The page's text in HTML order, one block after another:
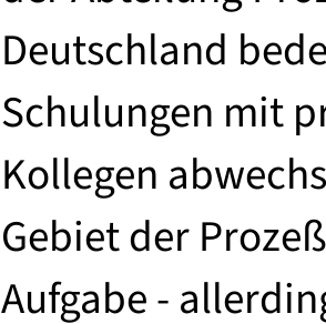
Deutschland
Schulungen mit
Kollegen
Gebiet der
Aufgabe -